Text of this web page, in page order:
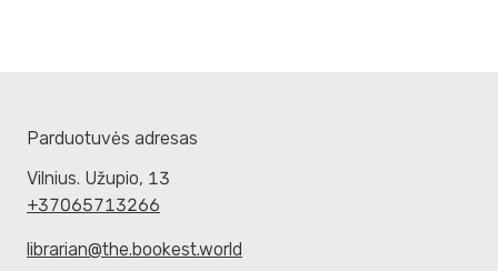
Parduotuvės adresas
Vilnius. Užupio, 13
+37065713266
librarian@the.bookest.world